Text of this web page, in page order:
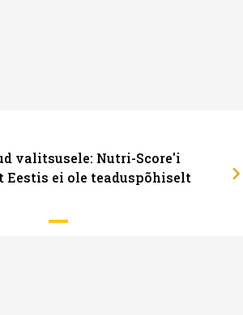
valitsusele: Nutri-Score'i
Eestis ei ole teaduspõhiselt